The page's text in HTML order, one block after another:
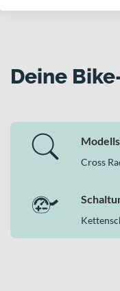
Zulässiges
Hydraulikbremsen,
Deine
Cross